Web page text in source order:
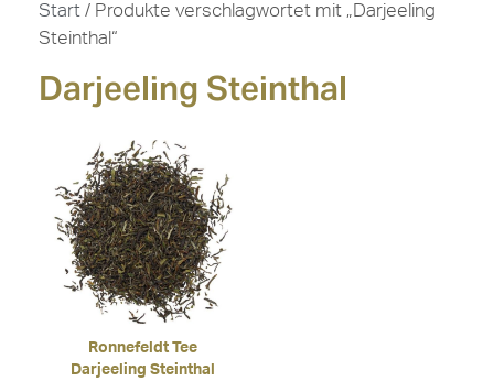
Start / Produkte verschlagwortet mit „Darjeeling
Steinthal“
Darjeeling Steinthal
Ronnefeldt Tee
Darjeeling Steinthal